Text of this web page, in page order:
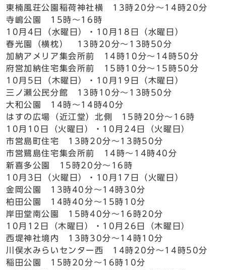
東楠風荘公園稲荷神社横 13時20分～14時20分
寺嶋公園 15時～16時
10月4日（水曜日）・10月18日（水曜日）
春光園（横枕） 13時20分～13時50分
加納アメリア集会所前 14時10分～14時50分
府営加納住宅集会所前 15時10分～15時50分
10月5日（木曜日）・10月19日（木曜日）
三ノ瀬公民分館 13時10分～13時50分
大和公園 14時～14時40分
はすの広場（近江堂）北側 15時20分～16時
10月10日（火曜日）・10月24日（火曜日）
市営島町住宅 13時20分～13時50分
市営鷺島住宅集会所前 14時～14時40分
新喜多公園 15時20分～16時
10月3日（火曜日）・10月17日（火曜日）
金岡公園 13時40分～14時30分
柏田公園 14時40分～15時10分
岸田堂南公園 15時40分～16時20分
10月12日（木曜日）・10月26日（木曜日）
西堤神社境内 13時30分～14時10分
川俣水みらいセンター西 14時20分～14時50分
稲田公園 15時20分～16時10分